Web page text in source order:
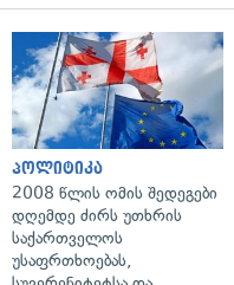
პოლიტიკა
2008 წლის ომის შედეგები
დღემდე ძირს უთხრის
საქართველოს
უსაფრთხოებას,